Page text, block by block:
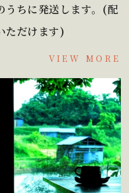
うちに発送します。(配
ただけます)
VIEW MORE